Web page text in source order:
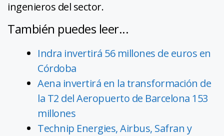
ingenieros del sector.
También puedes leer...
Indra invertirá 56 millones de euros en
Córdoba
Aena invertirá en la transformación de
la T2 del Aeropuerto de Barcelona 153
millones
Technip Energies, Airbus, Safran y